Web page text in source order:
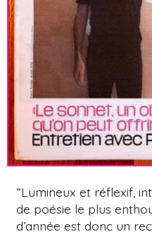
“Lumineux et réflexif,
de poésie le plus
d’année est donc un